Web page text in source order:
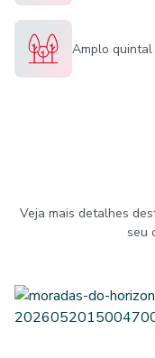
Amplo quintal
Veja mais detalhes
seu